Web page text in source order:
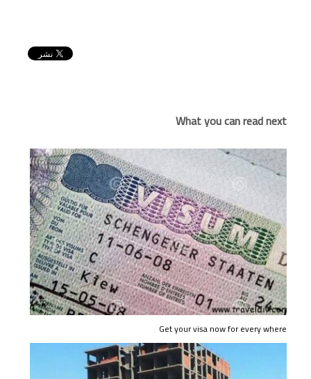
What you can read next
Get your visa now for every where